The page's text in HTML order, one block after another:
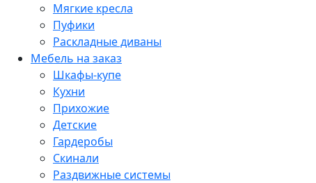
Мягкие кресла
Пуфики
Раскладные диваны
Мебель на заказ
Шкафы-купе
Кухни
Прихожие
Детские
Гардеробы
Скинали
Раздвижные системы